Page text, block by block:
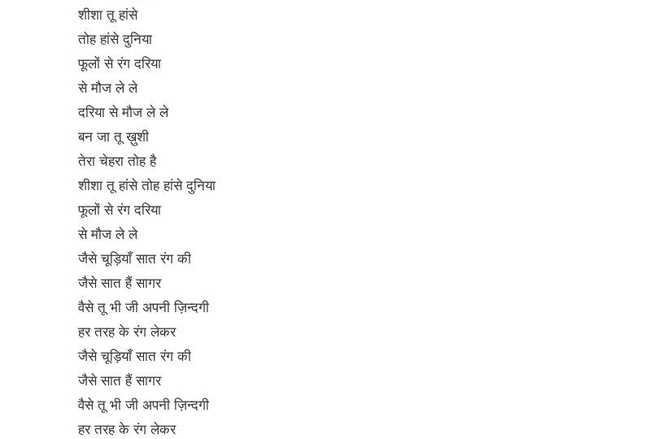
शीशा तू हांसे
तोह हांसे दुनिया
फूलों से रंग दरिया
से मौज ले ले
दरिया से मौज ले ले
बन जा तू ख़ुशी
तेरा चेहरा तोह है
शीशा तू हांसे तोह हांसे दुनिया
फूलों से रंग दरिया
से मौज ले ले
जैसे चूड़ियाँ सात रंग की
जैसे सात हैं सागर
वैसे तू भी जी अपनी ज़िन्दगी
हर तरह के रंग लेकर
जैसे चूड़ियाँ सात रंग की
जैसे सात हैं सागर
वैसे तू भी जी अपनी ज़िन्दगी
हर तरह के रंग लेकर